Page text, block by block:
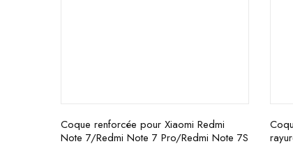
Coque renforcée pour Xiaomi Redmi
Note 7/Redmi Note 7 Pro/Redmi Note 7S